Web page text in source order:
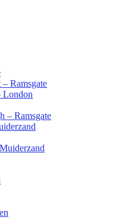
Ramsgate
London
– Ramsgate